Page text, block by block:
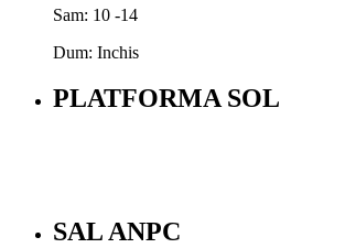
Sam: 10 -14
Dum: Inchis
PLATFORMA SOL
SAL ANPC